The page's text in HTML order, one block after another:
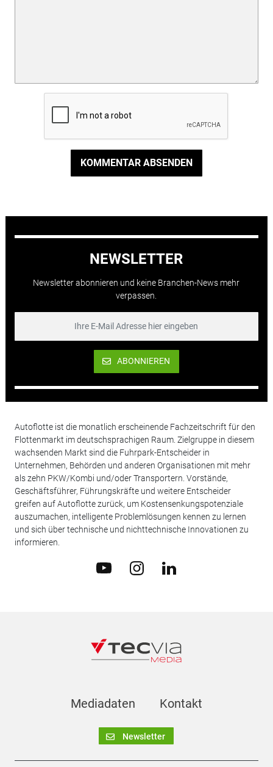
KOMMENTAR ABSENDEN
NEWSLETTER
Newsletter abonnieren und keine Branchen-News mehr
verpassen.
ABONNIEREN
Autoflotte ist die monatlich erscheinende Fachzeitschrift für den
Flottenmarkt im deutschsprachigen Raum. Zielgruppe in diesem
wachsenden Markt sind die Fuhrpark-Entscheider in
Unternehmen, Behörden und anderen Organisationen mit mehr
als zehn PKW/Kombi und/oder Transportern. Vorstände,
Geschäftsführer, Führungskräfte und weitere Entscheider
greifen auf Autoflotte zurück, um Kostensenkungspotenziale
auszumachen, intelligente Problemlösungen kennen zu lernen
und sich über technische und nichttechnische Innovationen zu
informieren.
Mediadaten Kontakt
Newsletter